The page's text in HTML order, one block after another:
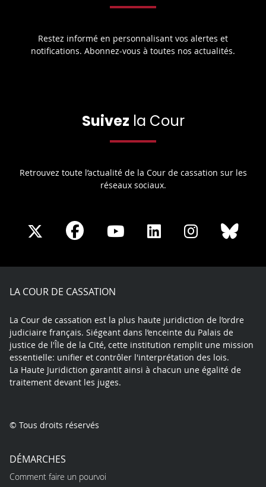
Restez informé en personnalisant vos alertes et
notifications. Abonnez-vous à toutes nos actualités.
Suivez la Cour
Retrouvez toute l’actualité de la Cour de cassation sur les
réseaux sociaux.
Share
X
Share
Facebook
Share
Youtube
Share
LinkedIn
Share
Instagram
LA COUR DE CASSATION
La Cour de cassation est la plus haute juridiction de l’ordre
judiciaire français. Siégeant dans l’enceinte du Palais de
justice de l'Île de la Cité, cette institution remplit une mission
essentielle: unifier et contrôler l'interprétation des lois.
La Haute Juridiction garantit ainsi à chacun une égalité de
traitement devant les juges.
© Tous droits réservés
DÉMARCHES
Comment faire un pourvoi